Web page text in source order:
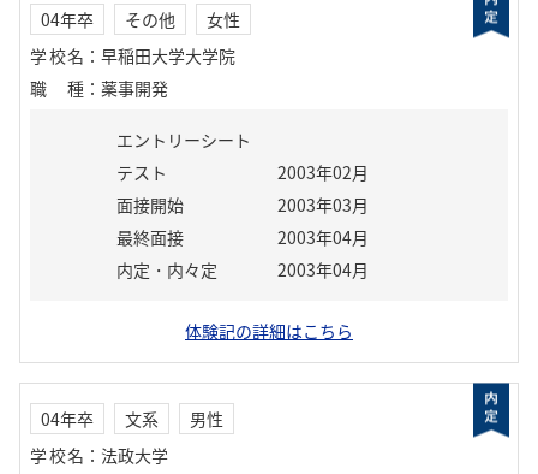
04年卒 その他
女性
学校名 ： 早稲田大学大学院
職種 ： 薬事開発
エントリーシート
テスト
2003年02月
面接開始
2003年03月
最終面接
2003年04月
内定・内々定
2003年04月
体験記の詳細はこちら
04年卒 文系
男性
学校名 ： 法政大学